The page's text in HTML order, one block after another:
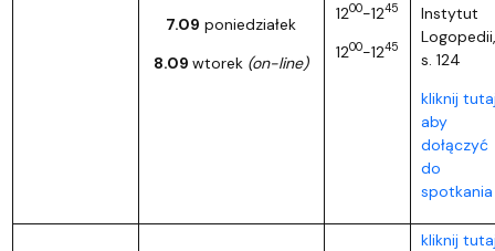
7.09 poniedziałek
8.09 wtorek (on-line)
1200-1245
1200-1245
Instytut
Logopedii,
s. 124
kliknij
aby
dołączyć
do
spotkania
kliknij